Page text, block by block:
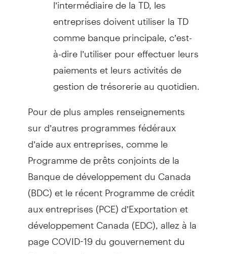
entreprises doivent utiliser la TD
comme banque principale, c’est-
à-dire l’utiliser pour effectuer leurs
paiements et leurs activités de
gestion de trésorerie au quotidien.
Pour de plus amples renseignements
sur d’autres programmes fédéraux
d’aide aux entreprises, comme le
Programme de prêts conjoints de la
Banque de développement du Canada
(BDC) et le récent Programme de crédit
aux entreprises (PCE) d’Exportation et
développement Canada (EDC), allez à la
page COVID-19 du gouvernement du